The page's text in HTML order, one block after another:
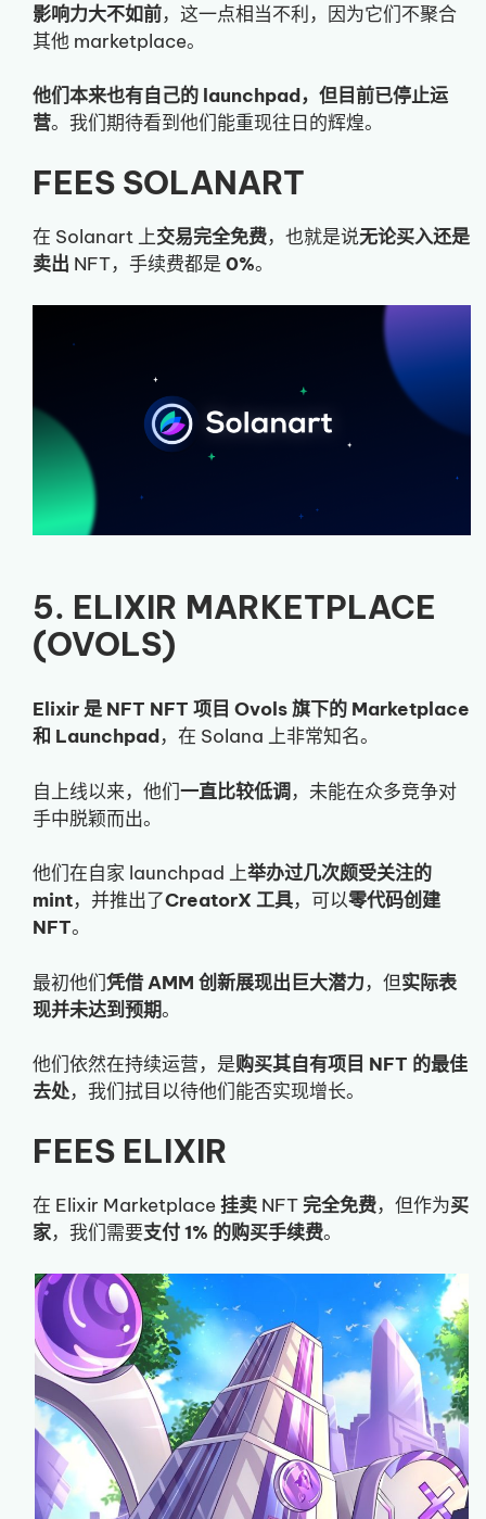
影响力大不如前，这一点相当不利，因为它们不聚合
其他 marketplace。
他们本来也有自己的 launchpad，但目前已停止运
营。我们期待看到他们能重现往日的辉煌。
FEES SOLANART
在 Solanart 上交易完全免费，也就是说无论买入还是
卖出 NFT，手续费都是 0%。
5. ELIXIR MARKETPLACE
(OVOLS)
Elixir 是 NFT NFT 项目 Ovols 旗下的 Marketplace
和 Launchpad，在 Solana 上非常知名。
自上线以来，他们一直比较低调，未能在众多竞争对
手中脱颖而出。
他们在自家 launchpad 上举办过几次颇受关注的
mint，并推出了CreatorX 工具，可以零代码创建
NFT。
最初他们凭借 AMM 创新展现出巨大潜力，但实际表
现并未达到预期。
他们依然在持续运营，是购买其自有项目 NFT 的最佳
去处，我们拭目以待他们能否实现增长。
FEES ELIXIR
在 Elixir Marketplace挂卖 NFT完全免费，但作为买
家，我们需要支付 1% 的购买手续费。